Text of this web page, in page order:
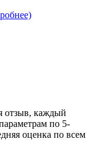
отзыв, каждый
по 5-
оценка по всем